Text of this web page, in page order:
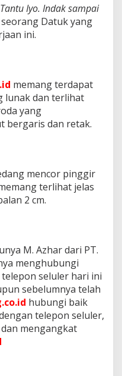
Iyo. Indak sampai
Datuk yang
ini.
memang terdapat
lunak dan terlihat
yang
bergaris dan retak.
mencor pinggir
terlihat jelas
2 cm.
M. Azhar dari PT.
menghubungi
seluler hari ini
sebelumnya telah
hubungi baik
telepon seluler,
mengangkat